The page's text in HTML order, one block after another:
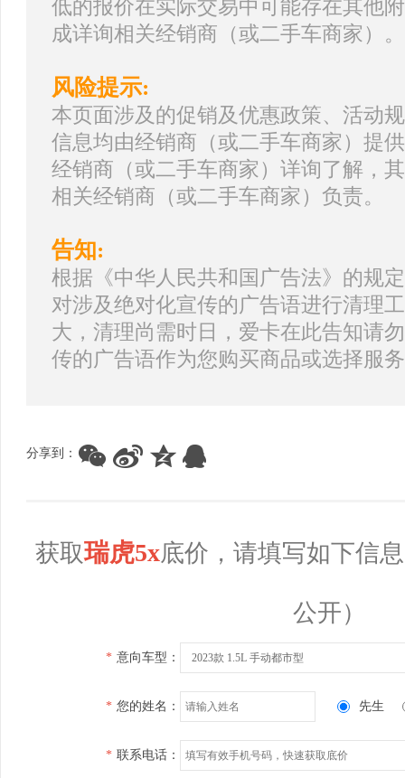
低的报价在实际交易中可能存在其他
成详询相关经销商（或二手车商家）。
风险提示:
本页面涉及的促销及优惠政策、活动
信息均由经销商（或二手车商家）提
经销商（或二手车商家）详询了解，
相关经销商（或二手车商家）负责。
告知:
根据《中华人民共和国广告法》的规
对涉及绝对化宣传的广告语进行清理
大，清理尚需时日，爱卡在此告知请
传的广告语作为您购买商品或选择服
分享到：
获取瑞虎5x底价，请填写如下信
公开）
* 意向车型： 2023款 1.5L 手动都市型
* 您的姓名： 先生
* 联系电话：